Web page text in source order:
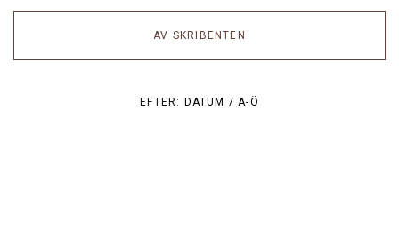
AV SKRIBENTEN
EFTER: DATUM /A-Ö